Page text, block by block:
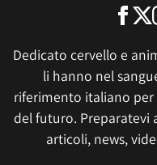
Dedicato cervello e
li hanno nel
riferimento italiano
del futuro. Preparatevi
articoli, news,